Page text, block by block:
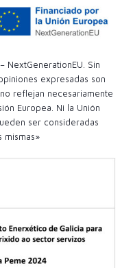
NextGenerationEU. Sin
expresadas son
reflejan necesariamente
Europea. Ni la Unión
ser consideradas
mismas»